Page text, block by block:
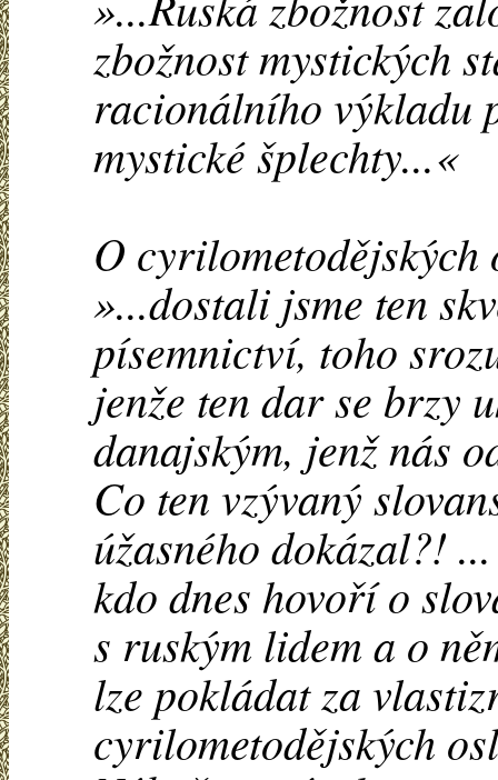
zbožnost mystických
racionálního výkladu
mystické šplechty...«
O cyrilometodějských
»...dostali jsme ten
písemnictví, toho
jenže ten dar se brzy
danajským, jenž nás
Co ten vzývaný
úžasného dokázal?!
kdo dnes hovoří o
s ruským lidem a o
lze pokládat za
cyrilometodějských